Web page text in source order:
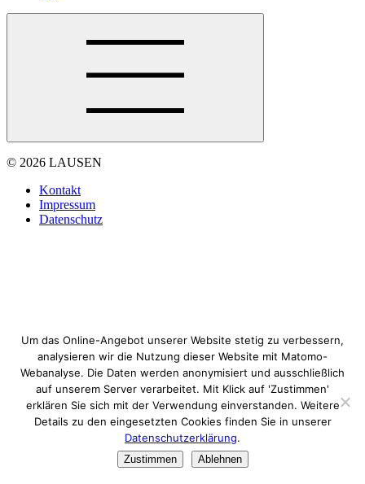
© 2026 LAUSEN
Kontakt
Impressum
Datenschutz
Um das Online-Angebot unserer Website stetig zu verbessern,
analysieren wir die Nutzung dieser Website mit Matomo-
Webanalyse. Die Daten werden anonymisiert und ausschließlich
auf unserem Server verarbeitet. Mit Klick auf 'Zustimmen'
erklären Sie sich mit der Verwendung einverstanden. Weitere
Details zu den eingesetzten Cookies finden Sie in unserer
Datenschutzerklärung.
Zustimmen Ablehnen